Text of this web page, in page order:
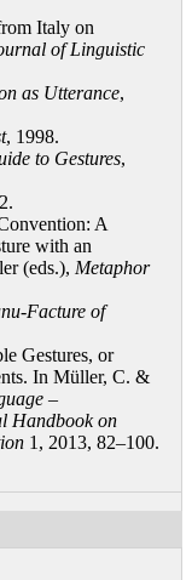
Italy on
of Linguistic
as Utterance,
, 1998.
to Gestures,
.
A
with an
(eds.), Metaphor
Facture of
Gestures, or
In Müller, C. &
–
Handbook on
1, 2013, 82–100.